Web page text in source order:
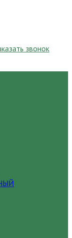
звонок